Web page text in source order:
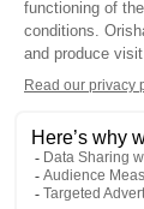
INSIGHTS
Découvrez